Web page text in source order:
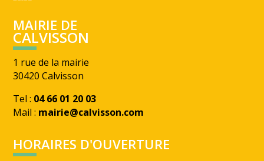
MAIRIE DE
CALVISSON
1 rue de la mairie
30420 Calvisson
Tel : 04 66 01 20 03
Mail : mairie@calvisson.com
HORAIRES D'OUVERTURE